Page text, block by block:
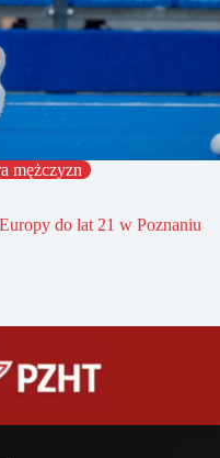
mężczyzn
do lat 21 w Poznaniu